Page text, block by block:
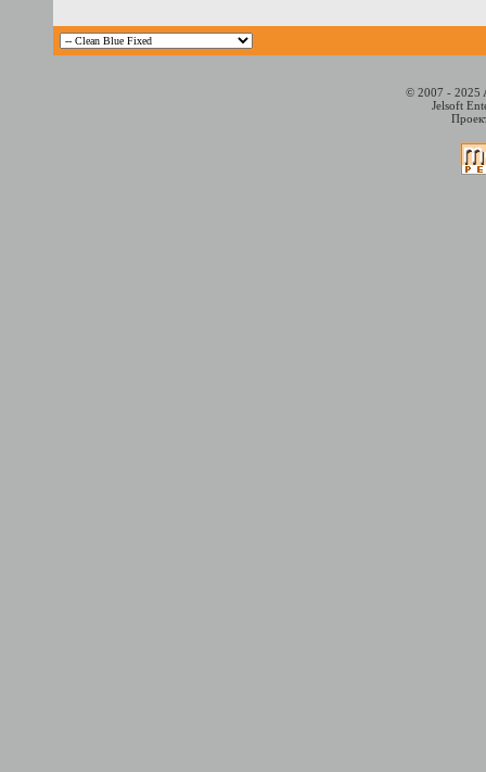
© 2007 - 2025
Jelsoft